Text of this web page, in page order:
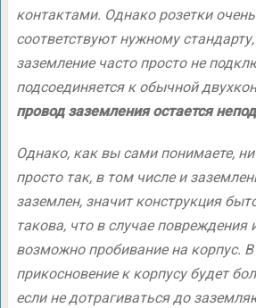
контактами. Однако розетки
соответствуют нужному
заземление часто просто не
подсоединяется к обычной
провод заземления остается
Однако, как вы сами понимаете,
просто так, в том числе и
заземлен, значит конструкция
такова, что в случае повреждения
возможно пробивание на корпус.
прикосновение к корпусу будет
если не дотрагиваться до